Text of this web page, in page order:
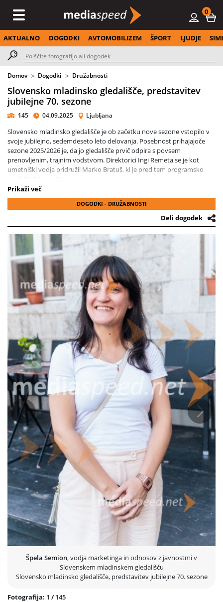
0
AKTUALNO DOGODKI AVTOMOBILIZEM ŠPORT LJUDJE
Domov Dogodki Družabnosti
Slovensko mladinsko gledališče, predstavitev
jubilejne 70. sezone
145 04.09.2025 Ljubljana
Slovensko mladinsko gledališče je ob začetku nove sezone vstopilo v
svoje jubilejno, sedemdeseto leto delovanja. Posebnost prihajajoče
sezone 2025/2026 je, da jo gledališče prvič odpira s povsem
prenovljenim, trajnim vodstvom. Direktorici Ingi Remeta se je kot
umetniški vodja pridružil Marko Bratuš, ki je pred tem programsko
vodil SNG Nova Gorica.
V svojem prvem uvodniku je Bratuš poudaril, da Mladinsko ostaja
zavezano družbeno angažiranemu gledališču, ki odpira teme, bistvene
za premislek o našem bivanju. »Ohranili bomo raziskovalni duh, še
naprej bomo hodili po robu in preizpraševali splošno sprejete resnice,
vendar bi to radi naredili skupaj z gledalci,« je zapisal in dodal, da
ustanove, kot je Mladinsko, pripadajo vsem, ki jih obiskujejo.
Prikaži več
DOGODKI - DRUŽABNOSTI
Deli dogodek
Špela Semion, vodja marketinga in odnosov z javnostmi v
Slovenskem mladinskem gledališču
Slovensko mladinsko gledališče, predstavitev jubilejne 70. sezone
Prejšnja
Fotografija: 1 /145